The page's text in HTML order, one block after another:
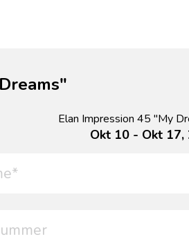
Elan Impression 45 "My
Okt 10 - Okt 17,